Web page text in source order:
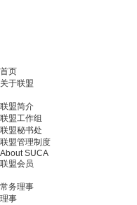
首页
关于联盟
联盟简介
联盟工作组
联盟秘书处
联盟管理制度
About SUCA
联盟会员
常务理事
理事